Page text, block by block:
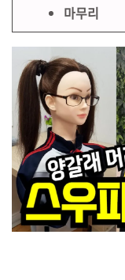
마무리